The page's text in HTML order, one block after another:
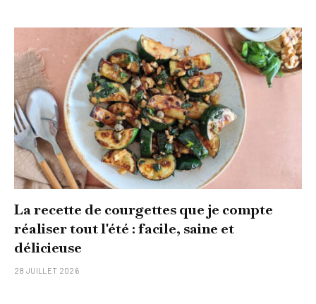
La recette de courgettes que je compte
réaliser tout l'été : facile, saine et
délicieuse
28 JUILLET 2026